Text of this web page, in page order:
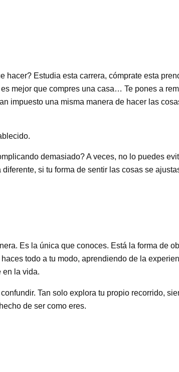
Estudia esta carrera, cómprate esta
mejor que compres una casa… Te pones a
impuesto una misma manera de hacer las
demasiado? A veces, no lo puedes
si tu forma de sentir las cosas se
Es la única que conoces. Está la forma de
todo a tu modo, aprendiendo de la
en la vida.
Tan solo explora tu propio recorrido,
de ser como eres.